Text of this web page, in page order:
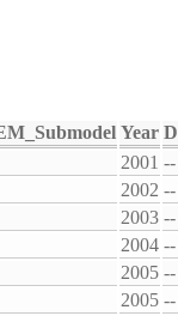
Year
2001 --
2002 --
2003 --
2004 --
2005 --
2005 --